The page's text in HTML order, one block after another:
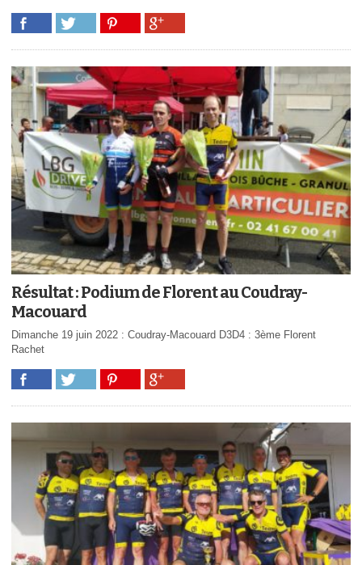
Résultat : Podium de Florent au Coudray-
Macouard
Dimanche 19 juin 2022 : Coudray-Macouard D3D4 : 3ème Florent
Rachet